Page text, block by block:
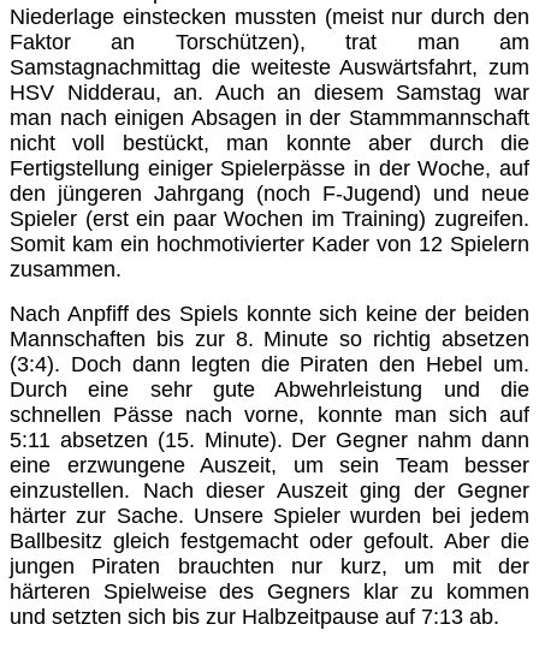
Niederlage einstecken mussten (meist nur durch den
Faktor an Torschützen), trat man am
Samstagnachmittag die weiteste Auswärtsfahrt, zum
HSV Nidderau, an. Auch an diesem Samstag war
man nach einigen Absagen in der Stammmannschaft
nicht voll bestückt, man konnte aber durch die
Fertigstellung einiger Spielerpässe in der Woche, auf
den jüngeren Jahrgang (noch F-Jugend) und neue
Spieler (erst ein paar Wochen im Training) zugreifen.
Somit kam ein hochmotivierter Kader von 12 Spielern
zusammen.
Nach Anpfiff des Spiels konnte sich keine der beiden
Mannschaften bis zur 8. Minute so richtig absetzen
(3:4). Doch dann legten die Piraten den Hebel um.
Durch eine sehr gute Abwehrleistung und die
schnellen Pässe nach vorne, konnte man sich auf
5:11 absetzen (15. Minute). Der Gegner nahm dann
eine erzwungene Auszeit, um sein Team besser
einzustellen. Nach dieser Auszeit ging der Gegner
härter zur Sache. Unsere Spieler wurden bei jedem
Ballbesitz gleich festgemacht oder gefoult. Aber die
jungen Piraten brauchten nur kurz, um mit der
härteren Spielweise des Gegners klar zu kommen
und setzten sich bis zur Halbzeitpause auf 7:13 ab.